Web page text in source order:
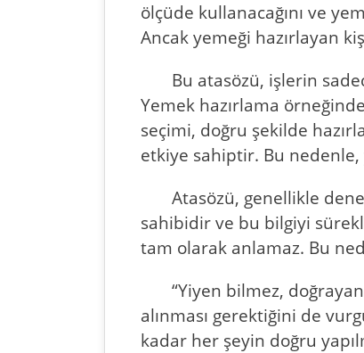
ölçüde kullanacağını ve
Ancak yemeği hazırlayan
Bu atasözü, işlerin
Yemek hazırlama
seçimi, doğru şekilde
etkiye sahiptir. Bu
Atasözü, genellikle
sahibidir ve bu bilgiyi
tam olarak anlamaz. Bu
“Yiyen bilmez,
alınması gerektiğini de
kadar her şeyin doğru